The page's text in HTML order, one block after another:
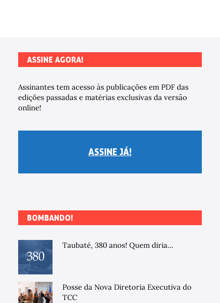
ASSINE AGORA!
Assinantes tem acesso às publicações em PDF das
edições passadas e matérias exclusivas da versão
online!
ASSINE JÁ!
BOMBANDO!
Taubaté, 380 anos! Quem diria...
Posse da Nova Diretoria Executiva do
TCC